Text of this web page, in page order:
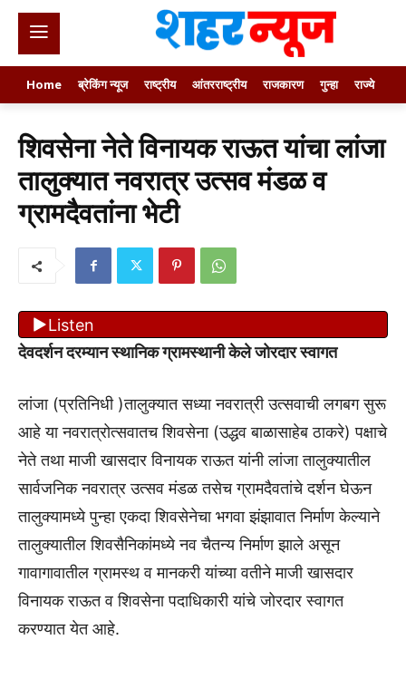
Home ब्रेकिंग न्यूज राष्ट्रीय आंतरराष्ट्रीय राजकारण गुन्हा राज्ये
शिवसेना नेते विनायक राऊत यांचा लांजा
तालुक्यात नवरात्र उत्सव मंडळ व
ग्रामदैवतांना भेटी
Listen
देवदर्शन दरम्यान स्थानिक ग्रामस्थानी केले जोरदार स्वागत
लांजा (प्रतिनिधी )तालुक्यात सध्या नवरात्री उत्सवाची लगबग सुरू
आहे या नवरात्रोत्सवातच शिवसेना (उद्धव बाळासाहेब ठाकरे) पक्षाचे
नेते तथा माजी खासदार विनायक राऊत यांनी लांजा तालुक्यातील
सार्वजनिक नवरात्र उत्सव मंडळ तसेच ग्रामदैवतांचे दर्शन घेऊन
तालुक्यामध्ये पुन्हा एकदा शिवसेनेचा भगवा झंझावात निर्माण केल्याने
तालुक्यातील शिवसैनिकांमध्ये नव चैतन्य निर्माण झाले असून
गावागावातील ग्रामस्थ व मानकरी यांच्या वतीने माजी खासदार
विनायक राऊत व शिवसेना पदाधिकारी यांचे जोरदार स्वागत
करण्यात येत आहे.